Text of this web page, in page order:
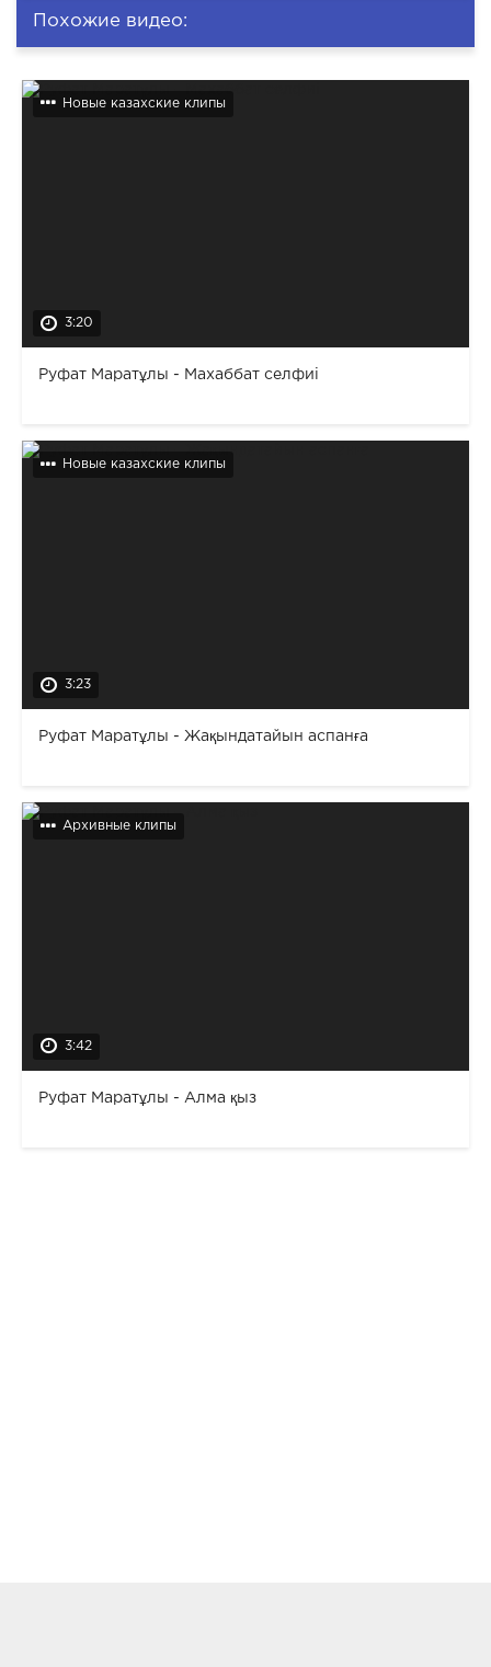
Похожие видео:
Новые казахские клипы
3:20
Руфат Маратұлы - Махаббат селфиі
Новые казахские клипы
3:23
Руфат Маратұлы - Жақындатайын аспанға
Архивные клипы
3:42
Руфат Маратұлы - Алма қыз